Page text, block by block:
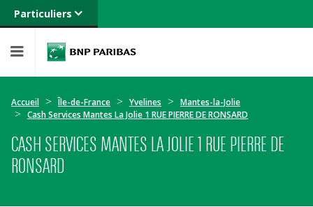
Particuliers
Banque privée
Entreprises
Accueil Île-de-France Yvelines
Mantes-la-Jolie
Cash Services Mantes La Jolie 1 RUE PIERRE DE RONSARD
CASH SERVICES MANTES LA JOLIE 1 RUE PIERRE DE
RONSARD